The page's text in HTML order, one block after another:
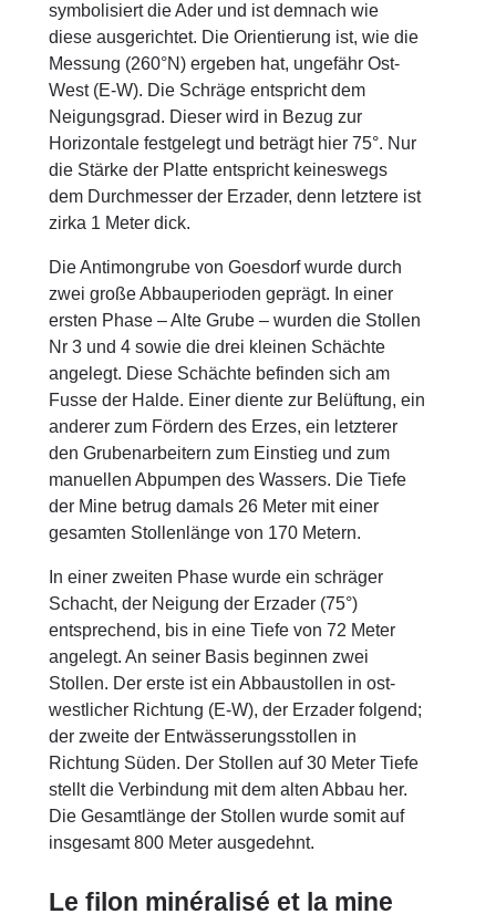
symbolisiert die Ader und ist demnach wie
diese ausgerichtet. Die Orientierung ist, wie die
Messung (260°N) ergeben hat, ungefähr Ost-
West (E-W). Die Schräge entspricht dem
Neigungsgrad. Dieser wird in Bezug zur
Horizontale festgelegt und beträgt hier 75°. Nur
die Stärke der Platte entspricht keineswegs
dem Durchmesser der Erzader, denn letztere ist
zirka 1 Meter dick.
Die Antimongrube von Goesdorf wurde durch
zwei große Abbauperioden geprägt. In einer
ersten Phase – Alte Grube – wurden die Stollen
Nr 3 und 4 sowie die drei kleinen Schächte
angelegt. Diese Schächte befinden sich am
Fusse der Halde. Einer diente zur Belüftung, ein
anderer zum Fördern des Erzes, ein letzterer
den Grubenarbeitern zum Einstieg und zum
manuellen Abpumpen des Wassers. Die Tiefe
der Mine betrug damals 26 Meter mit einer
gesamten Stollenlänge von 170 Metern.
In einer zweiten Phase wurde ein schräger
Schacht, der Neigung der Erzader (75°)
entsprechend, bis in eine Tiefe von 72 Meter
angelegt. An seiner Basis beginnen zwei
Stollen. Der erste ist ein Abbaustollen in ost-
westlicher Richtung (E-W), der Erzader folgend;
der zweite der Entwässerungsstollen in
Richtung Süden. Der Stollen auf 30 Meter Tiefe
stellt die Verbindung mit dem alten Abbau her.
Die Gesamtlänge der Stollen wurde somit auf
insgesamt 800 Meter ausgedehnt.
Le filon minéralisé et la mine